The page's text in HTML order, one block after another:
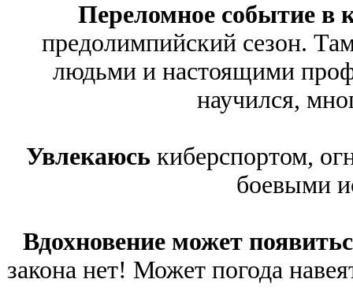
Переломное событие в
предолимпийский сезон.
людьми и настоящими
научился,
Увлекаюсь киберспортом,
боевыми
Вдохновение может
закона нет! Может погода